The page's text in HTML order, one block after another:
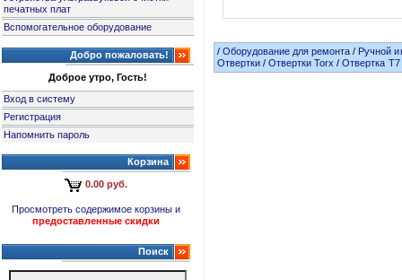
печатных плат
Вспомогательное оборудование
Добро пожаловать!
Доброе утро, Гость!
Вход в систему
Регистрация
Напомнить пароль
Корзина
0.00 руб.
Просмотреть содержимое корзины и
предоставленные скидки
Поиск
/Оборудование для ремонта / Ручной
Отвертки /Отвертки Torx /Отвертка T7